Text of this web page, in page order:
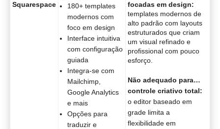
Squarespace
180+ templates
modernos com
foco em design
Interface intuitiva
com configuração
guiada
Integra-se com
Mailchimp,
Google Analytics
e mais
Opções para
traduzir e
focadas em design:
templates modernos de
alto padrão com layouts
estruturados que criam
um visual refinado e
profissional com pouco
esforço.
Não adequado para…
controle criativo total:
o editor baseado em
grade limita a
flexibilidade em